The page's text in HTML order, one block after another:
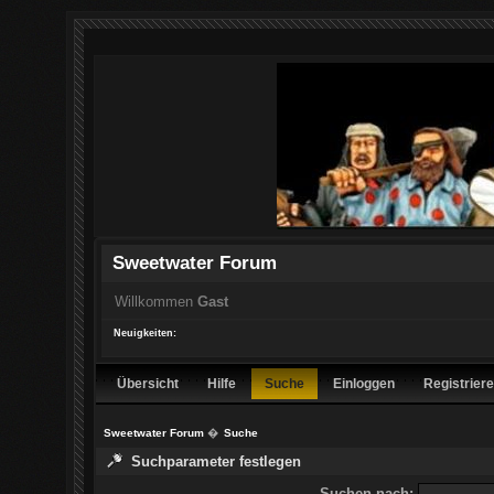
Sweetwater Forum
Willkommen Gast
Neuigkeiten:
Übersicht Hilfe Suche Einloggen
Sweetwater Forum� Suche
Suchparameter festlegen